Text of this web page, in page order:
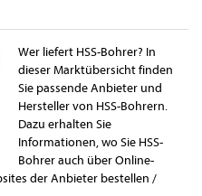
Wer liefert HSS-Bohrer? In
dieser Marktübersicht finden
Sie passende Anbieter und
Hersteller von HSS-Bohrern.
Dazu erhalten Sie
Informationen, wo Sie HSS-
Bohrer auch über Online-
der Anbieter bestellen /